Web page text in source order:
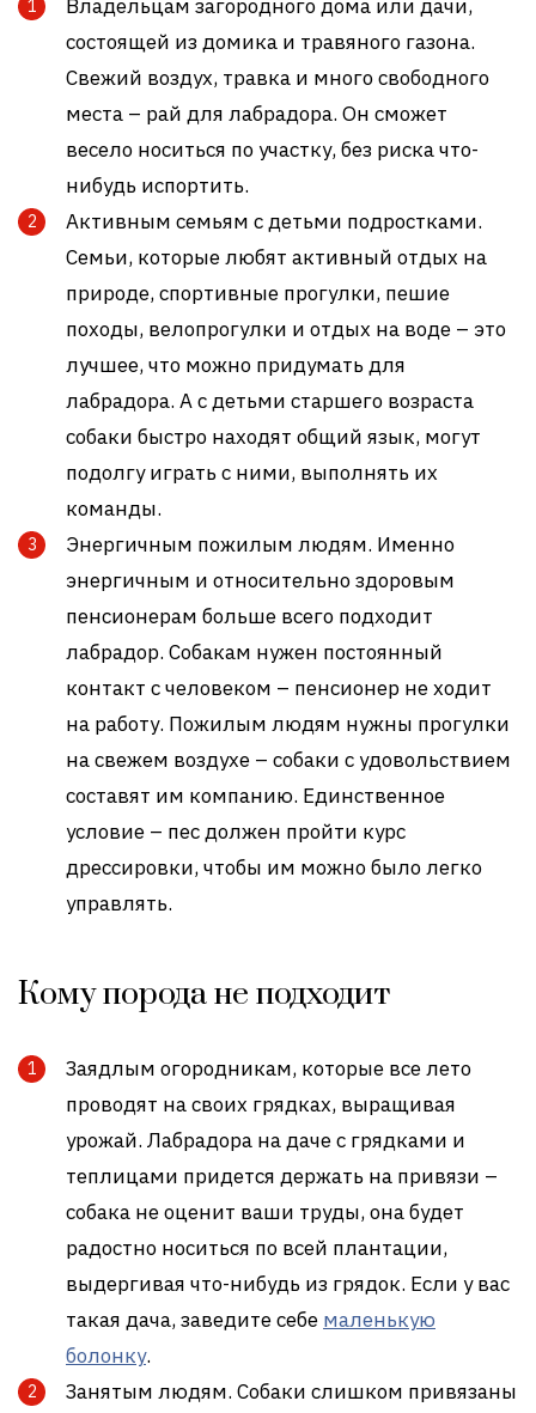
Владельцам загородного дома или дачи,
состоящей из домика и травяного газона.
Свежий воздух, травка и много свободного
места – рай для лабрадора. Он сможет
весело носиться по участку, без риска что-
нибудь испортить.
Активным семьям с детьми подростками.
Семьи, которые любят активный отдых на
природе, спортивные прогулки, пешие
походы, велопрогулки и отдых на воде – это
лучшее, что можно придумать для
лабрадора. А с детьми старшего возраста
собаки быстро находят общий язык, могут
подолгу играть с ними, выполнять их
команды.
Энергичным пожилым людям. Именно
энергичным и относительно здоровым
пенсионерам больше всего подходит
лабрадор. Собакам нужен постоянный
контакт с человеком – пенсионер не ходит
на работу. Пожилым людям нужны прогулки
на свежем воздухе – собаки с удовольствием
составят им компанию. Единственное
условие – пес должен пройти курс
дрессировки, чтобы им можно было легко
управлять.
Кому порода не подходит
Заядлым огородникам, которые все лето
проводят на своих грядках, выращивая
урожай. Лабрадора на даче с грядками и
теплицами придется держать на привязи –
собака не оценит ваши труды, она будет
радостно носиться по всей плантации,
выдергивая что-нибудь из грядок. Если у вас
такая дача, заведите себе маленькую
болонку.
Занятым людям. Собаки слишком привязаны